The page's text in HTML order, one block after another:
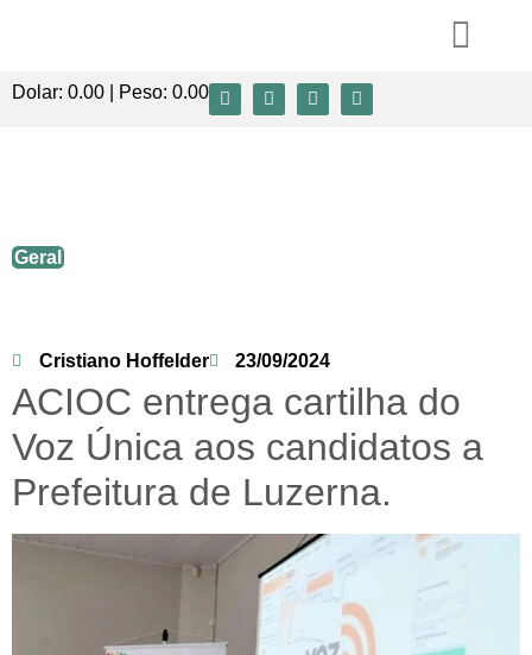
Dolar: 0.00 | Peso: 0.00
Geral
Cristiano Hoffelder 23/09/2024
ACIOC entrega cartilha do
Voz Única aos candidatos a
Prefeitura de Luzerna.